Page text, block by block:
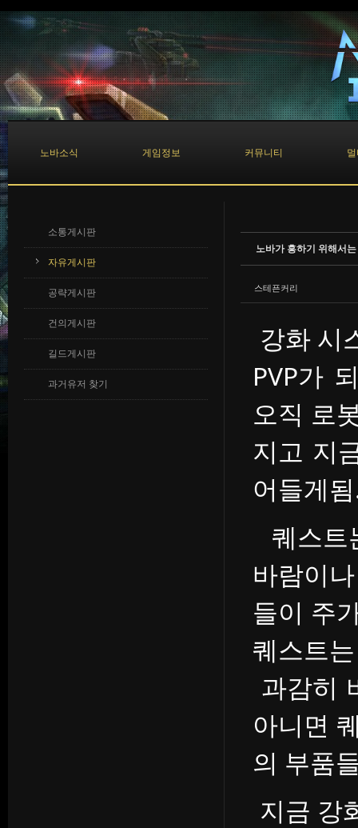
노바소식 게임정보 커뮤니티
소통게시판
자유게시판
공략게시판
건의게시판
길드게시판
과거유저 찾기
노바가 흥하기 위해서
스테픈커리
강화 시
PVP가
오직 로
지고 지
어들게
퀘스트
바람이
들이 주
퀘스트
과감히
아니면
의 부품
지금 강
Sketchbook5, 스케치북5
Sketchbook5, 스케치북5